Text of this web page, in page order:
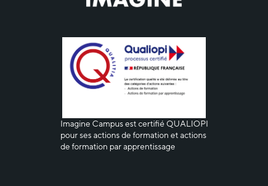
Imagine Campus est certifié QUALIOPI
pour ses actions de formation et actions
de formation par apprentissage